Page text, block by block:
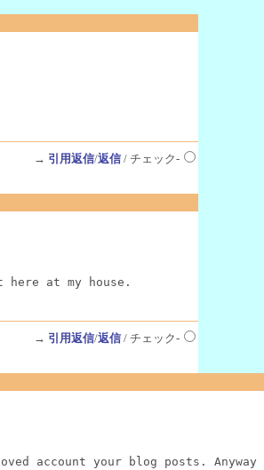
→ 引用返信/返信/ チェック-
at my house.
→ 引用返信/返信/ チェック-
account your blog posts.